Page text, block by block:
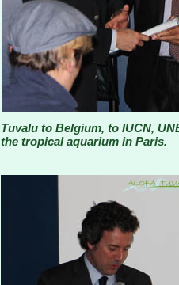
Tuvalu to Belgium, to IUCN,
the tropical aquarium in Paris.